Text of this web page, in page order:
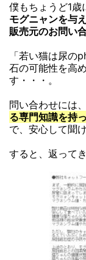
僕もちょうど1歳
モグニャンを与
販売元のお問い
「若い猫は尿の
石の可能性を高
す・・・。
問い合わせには、
る専門知識を持
で、安心して聞
すると、返って